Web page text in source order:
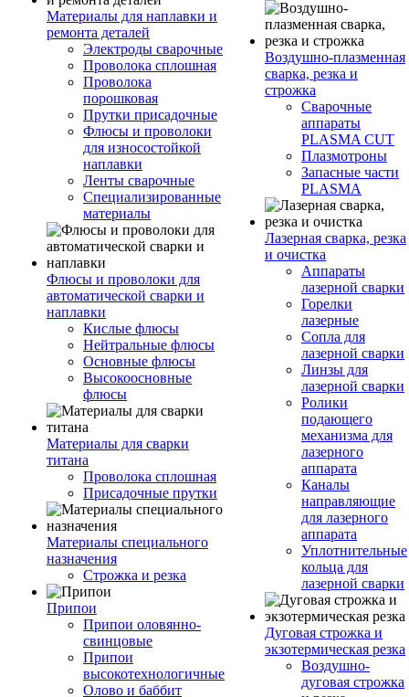
Материалы для наплавки и
ремонта деталей
Электроды сварочные
Проволока сплошная
Проволока
порошковая
Прутки присадочные
Флюсы и проволоки
для износостойкой
наплавки
Ленты сварочные
Специализированные
материалы
Флюсы и проволоки для
автоматической сварки и
наплавки
Кислые флюсы
Нейтральные флюсы
Основные флюсы
Высокоосновные
флюсы
Материалы для сварки
титана
Проволока сплошная
Присадочные прутки
Материалы специального
назначения
Строжка и резка
Припои
Припои оловянно-
свинцовые
Припои
высокотехнологичные
Олово и баббит
Воздушно-плазменная
сварка, резка и
строжка
Сварочные
аппараты
PLASMA CUT
Плазмотроны
Запасные части
PLASMA
Лазерная сварка, резка
и очистка
Аппараты
лазерной сварки
Горелки
лазерные
Сопла для
лазерной сварки
Линзы для
лазерной сварки
Ролики
подающего
механизма для
лазерного
аппарата
Каналы
направляющие
для лазерного
аппарата
Уплотнительные
кольца для
лазерной сварки
Дуговая строжка и
экзотермическая резка
Воздушно-
дуговая строжка